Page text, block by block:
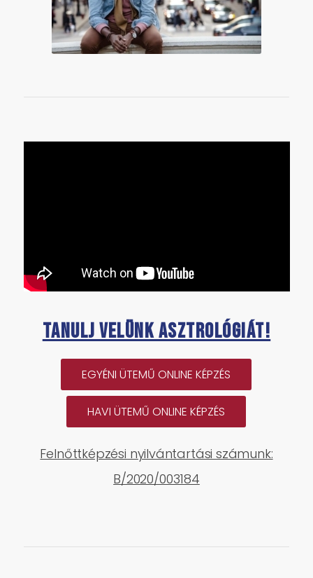
Tanulj velünk asztrológiát!
EGYÉNI ÜTEMŰ ONLINE KÉPZÉS
HAVI ÜTEMŰ ONLINE KÉPZÉS
Felnőttképzési nyilvántartási számunk:
B/2020/003184